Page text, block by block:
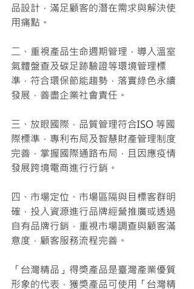
品設計，滿足顧客的潛在需求與解決使
用痛點。
二、重視產品生命週期管理，導入溫室
氣體盤查及碳足跡驗證等環境管理標
準，符合環保節能趨勢，落實綠色永續
發展，善盡企業社會責任。
三、放眼國際，品質管理符合ISO 等國
際標準，專利布局及智慧財產管理制度
完善，掌握國際通路布局，且因應疫情
發展跨境電商進行行銷。
四、市場定位、市場區隔與目標客群明
確，投入資源進行品牌經營推廣或透過
自有品牌行銷，重視市場調查與顧客滿
意度，顧客服務流程完善。
「台灣精品」得獎產品是臺灣產業優質
形象的代表，獲獎產品可使用「台灣精